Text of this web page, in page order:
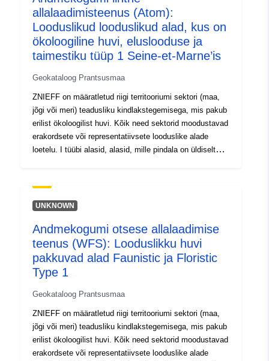
allalaadimisteenus (Atom):
Looduslikud looduslikud alad, kus on
ökoloogiline huvi, eluslooduse ja
taimestiku tüüp 1 Seine-et-Marne’is
Geokataloog Prantsusmaa
ZNIEFF on määratletud riigi territooriumi sektori (maa,
jõgi või meri) teadusliku kindlakstegemisega, mis pakub
erilist ökoloogilist huvi. Kõik need sektorid moodustavad
erakordsete või representatiivsete looduslike alade
loetelu. I tüübi alasid, alasid, mille pindala on üldiselt
piirkondliku looduspärandi tunnused. Need valdkonnad
on eriti tundlikud isegi piiratud seadmete või
UNKNOWN
Andmekogumi otsese allalaadimise
teenus (WFS): Looduslikku huvi
pakkuvad alad Faunistic ja Floristic
Type 1
Geokataloog Prantsusmaa
ZNIEFF on määratletud riigi territooriumi sektori (maa,
jõgi või meri) teadusliku kindlakstegemisega, mis pakub
erilist ökoloogilist huvi. Kõik need sektorid moodustavad
erakordsete või representatiivsete looduslike alade